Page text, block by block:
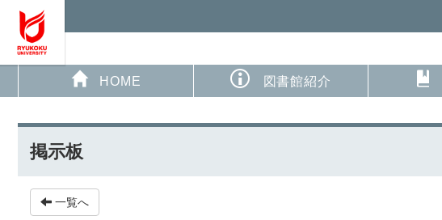
HOME 図書館紹介
掲示板
一覧へ